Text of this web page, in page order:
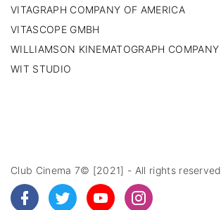
VITAGRAPH COMPANY OF AMERICA
VITASCOPE GMBH
WILLIAMSON KINEMATOGRAPH COMPANY
WIT STUDIO
Club Cinema 7© [2021] - All rights reserved